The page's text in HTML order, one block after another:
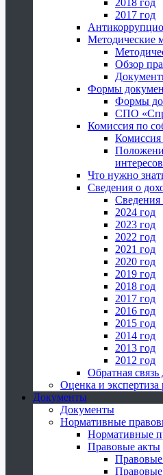
2018 год
2017 год
Методические
Обзор
Формы
Формы
СПО
Комиссия по
Что нужно
Сведения о
Сведения
2024 год
2023 год
2022 год
2021 год
2020 год
2019 год
2018 год
2017 год
2016 год
2015 год
2014 год
2013 год
2012 год
Обратная
Оценка и
Документы
Документы
Нормативные
Нормативные
Правовые акты
Правовые